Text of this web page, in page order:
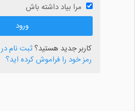
مرا بیاد داشته باش
کاربر جدید هستید؟ثبت نام در 100 هنر
رمز خود را فراموش کرده اید؟